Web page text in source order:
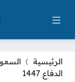
الرئيسية
الدفاع 1447